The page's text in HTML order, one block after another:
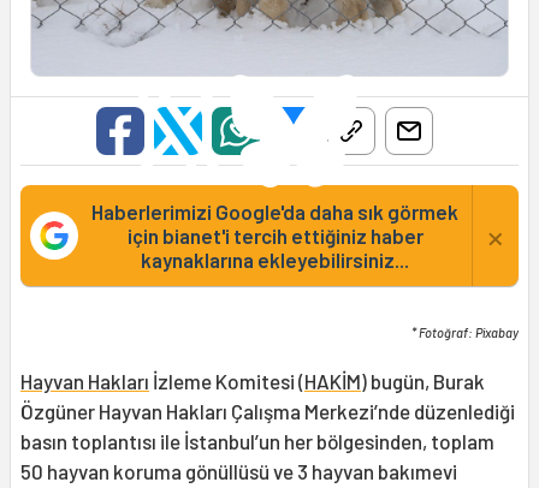
Haberlerimizi Google'da daha sık görmek
için bianet'i tercih ettiğiniz haber
kaynaklarına ekleyebilirsiniz...
×
* Fotoğraf: Pixabay
Hayvan Hakları İzleme Komitesi (HAKİM) bugün, Burak
Özgüner Hayvan Hakları Çalışma Merkezi’nde düzenlediği
basın toplantısı ile İstanbul’un her bölgesinden, toplam
50 hayvan koruma gönüllüsü ve 3 hayvan bakımevi